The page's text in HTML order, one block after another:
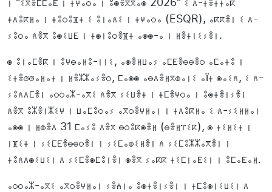
ⵜⴷⵓⴽⵍⴰ ⵏ ⵜⵓⵔⵓⴼⵜ ⵉ ⵓⵏⴰⴷⵉ ⵏ ⵜⵖⴰⵔⴰ (ESQR), ⴰⴽⴽⴻⵏ ⵉ ⴷ-
ⵢⵓⵔⴰ ⴷⴻⴳ ⵓⵙⵉⵡⴹ ⵏ ⵜⵙⵏⵓⵔⴻⴼⵜ ⴰⵙⵙ-ⴰ ⵏ ⵍⴻⵜⵏⵉⵢⴻⵏ.
ⵙ ⵓⵏⴰⵎⴻⴽ ⵏ ⵓⵖⴱⴰⵍⵓ-ⵏⵏⵉ, ⴰⵙⴻⵍⵡⴰⵢ ⴰⵎⴹⴻⴱⴱⴻⵔ ⴰⵎⴰⵜⵓ ⵏ
ⵉⵜⴻⵚⵚⴰⵍⴰⵜ ⵏ ⵍⴻⵣⵣⴰⵢⴻⵔ, ⵎⴰⵙⵙ ⴰⴱⴷⴻⵍⴳⵀⴰⵏⵉ ⴰïⵜ ⵙⴰⵉⴷ, ⵉ ⴷ-
ⵢⵓⴷⴷⵎⴻⵏ ⴰⵔⵔⴰⵣ-ⴰⴳⵉ ⴷⴻⴳ ⵢⵉⵡⴻⵜ ⵏ ⵜⵎⴻⵖⵔⴰ ⵏ ⵓⵙⵜⴻⵏⵢⴻⵏ
ⴷⴻⴳ ⵓⵣⴻⵏⵣⵉⵖ ⵏ ⵡⴰⵎⵓⵔⴰⵢ ⴰⴳⵔⴻⵖⵍⴰⵏ ⵏ ⵜⴷⵓⴽⵍⴰ ⵉ ⴷ-ⵢⵉⵍⵍⴰⵏ
ⴰⵙⵙ ⵏ ⵍⵀⴻⴷ 31 ⵎⴰⵢⵓ ⴷⴻⴳ ⴱⵔⵓⴽⵙⴻⵍ (ⴱⴻⵍⴶⵉⴽ), ⵙ ⵜⵉⵍⵉⵜ ⵏ
ⵏⴼⵉⵜ ⵏ ⵢⵉⵎⴹⴻⴱⴱⵔⴻⵏ ⵏ ⵢⵉⵎⴰⵀⵉⵍⴻⵏ ⴷ ⵢⵉⵎⵓⵣⵣⴰⴳⴻⵏ ⵏ
ⵜⵓⴷⴷⵙⵉⵡⵉⵏ ⴷ ⵢⵉⵎⴻⵙⵎⵓⵏⴻⵏ ⵙⴻⴳ ⵢⴰⴽⴽ ⵜⵉⵎⵏⴰⴹⵉⵏ ⵏ ⵓⵎⴰⴹⴰⵍ.
ⴰⵔⵔⴰⵣ-ⴰⴳⵉ ⴰⴳⵔⴻⵖⵍⴰⵏ ⵢⴻⵄⵏⴰ ⵓⵙⵜⴻⵏⵢⴻⵏ ⵏ ⵜⵎⵓⵙⵏⵉⵡⵉⵏ ⴷ